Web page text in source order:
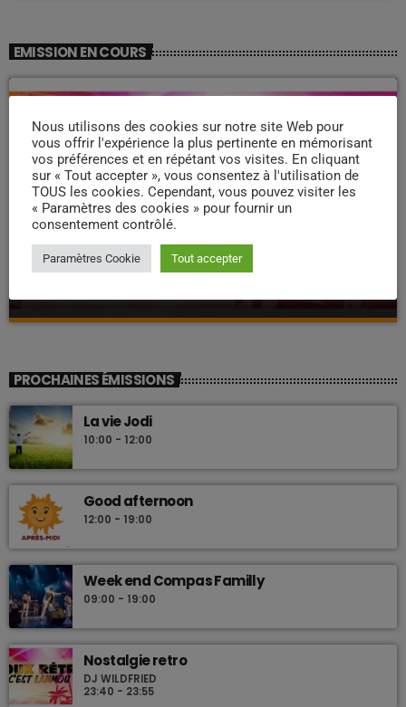
EMISSION EN COURS
Nostalgie retro
Les plus beaux Zouk des années 80
PROCHAINES ÉMISSIONS
La vie Jodi
10:00 - 12:00
Good afternoon
12:00 - 19:00
Week end Compas Familly
09:00 - 19:00
Nostalgie retro
DJ WILDFRIED
23:40 - 23:55
Nous utilisons des cookies sur notre site Web pour
vous offrir l'expérience la plus pertinente en mémorisant
vos préférences et en répétant vos visites. En cliquant
sur « Tout accepter », vous consentez à l'utilisation de
TOUS les cookies. Cependant, vous pouvez visiter les
« Paramètres des cookies » pour fournir un
consentement contrôlé.
Paramètres Cookie Tout accepter